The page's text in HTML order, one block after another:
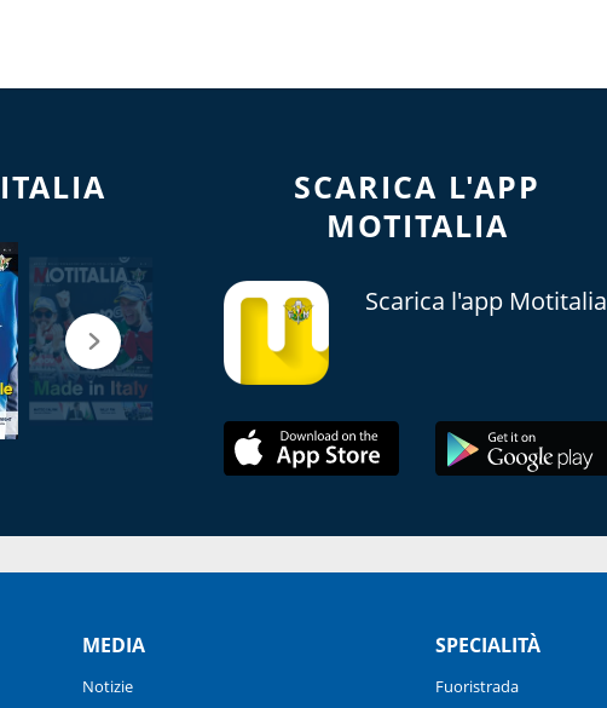
SCARICA L'APP
MOTITALIA
Scarica l'app Motitalia
MEDIA
Notizie
SPECIALITÀ
Fuoristrada